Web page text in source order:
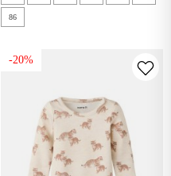
86
-20%